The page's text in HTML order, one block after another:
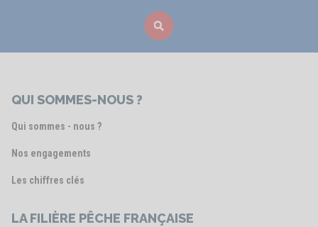
QUI SOMMES-NOUS ?
Qui sommes - nous ?
Nos engagements
Les chiffres clés
LA FILIÈRE PÊCHE FRANÇAISE